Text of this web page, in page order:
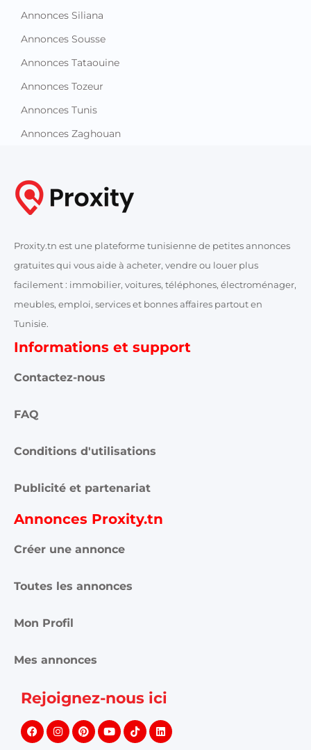
Annonces Siliana
Annonces Sousse
Annonces Tataouine
Annonces Tozeur
Annonces Tunis
Annonces Zaghouan
Proxity.tn est une plateforme tunisienne de petites annonces
gratuites qui vous aide à acheter, vendre ou louer plus
facilement : immobilier, voitures, téléphones, électroménager,
meubles, emploi, services et bonnes affaires partout en
Tunisie.
Informations et support
Contactez-nous
FAQ
Conditions d'utilisations
Publicité et partenariat
Annonces Proxity.tn
Créer une annonce
Toutes les annonces
Mon Profil
Mes annonces
Rejoignez-nous ici